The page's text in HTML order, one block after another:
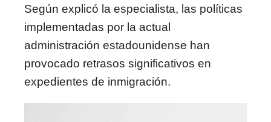
Según explicó la especialista, las políticas
implementadas por la actual
administración estadounidense han
provocado retrasos significativos en
expedientes de inmigración.